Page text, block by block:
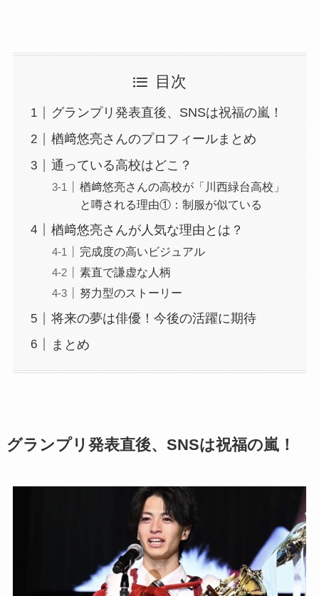
目次
グランプリ発表直後、SNSは祝福の嵐！
楢﨑悠亮さんのプロフィールまとめ
通っている高校はどこ？
楢﨑悠亮さんの高校が「川西緑台高校」
と噂される理由①：制服が似ている
楢﨑悠亮さんが人気な理由とは？
完成度の高いビジュアル
素直で謙虚な人柄
努力型のストーリー
将来の夢は俳優！今後の活躍に期待
まとめ
グランプリ発表直後、SNSは祝福の嵐！